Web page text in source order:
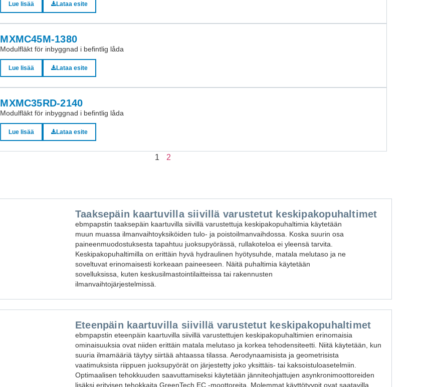
Lue lisää Lataa esite
MXMC45M-1380
Modulfläkt för inbyggnad i befintlig låda
Lue lisää Lataa esite
MXMC35RD-2140
Modulfläkt för inbyggnad i befintlig låda
Lue lisää Lataa esite
1 2
Taaksepäin kaartuvilla siivillä varustetut keskipakopuhaltimet
ebmpapstin taaksepäin kaartuvilla siivillä varustettuja keskipakopuhaltimia käytetään
muun muassa ilmanvaihtoyksiköiden tulo- ja poistoilmanvaihdossa. Koska suurin osa
paineenmuodostuksesta tapahtuu juoksupyörässä, rullakoteloa ei yleensä tarvita.
Keskipakopuhaltimilla on erittäin hyvä hydraulinen hyötysuhde, matala melutaso ja ne
soveltuvat erinomaisesti korkeaan paineeseen. Näitä puhaltimia käytetään
sovelluksissa, kuten keskusilmastointilaitteissa tai rakennusten
ilmanvaihtojärjestelmissä.
Eteenpäin kaartuvilla siivillä varustetut keskipakopuhaltimet
ebmpapstin eteenpäin kaartuvilla siivillä varustettujen keskipakopuhaltimien erinomaisia
ominaisuuksia ovat niiden erittäin matala melutaso ja korkea tehodensiteetti. Niitä käytetään, kun
suuria ilmamääriä täytyy siirtää ahtaassa tilassa. Aerodynaamisista ja geometrisista
vaatimuksista riippuen juoksupyörät on järjestetty joko yksittäis- tai kaksoistuloasetelmiin.
Optimaalisen tehokkuuden saavuttamiseksi käytetään jänniteohjattujen asynkronimoottoreiden
lisäksi erityisen tehokkaita GreenTech EC -moottoreita. Molemmat käyttötyypit ovat saatavilla